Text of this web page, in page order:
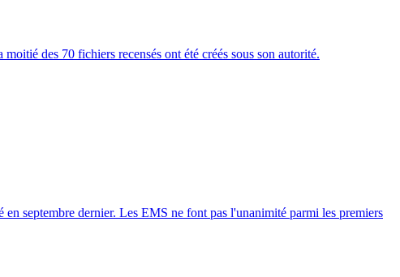
des 70 fichiers recensés ont été créés sous son autorité.
septembre dernier. Les EMS ne font pas l'unanimité parmi les premiers